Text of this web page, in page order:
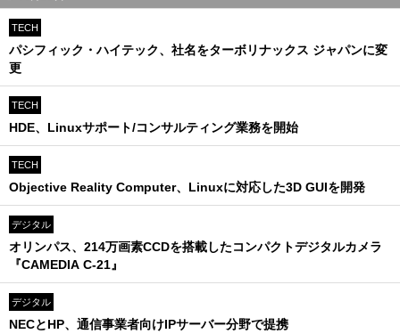
TECH
パシフィック・ハイテック、社名をターボリナックス ジャパンに変
更
TECH
HDE、Linuxサポート/コンサルティング業務を開始
TECH
Objective Reality Computer、Linuxに対応した3D GUIを開発
デジタル
オリンパス、214万画素CCDを搭載したコンパクトデジタルカメラ
『CAMEDIA C-21』
デジタル
NECとHP、通信事業者向けIPサーバー分野で提携